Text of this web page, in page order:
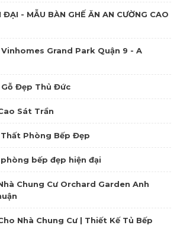
ĐẠI - MẪU BÀN GHẾ ĂN AN CƯỜNG CAO
Grand Park Quận 9 - A
Đẹp Thủ Đức
Sát Trần
Phòng Bếp Đẹp
bếp đẹp hiện đại
Chung Cư Orchard Garden Anh
Nhà Chung Cư | Thiết Kế Tủ Bếp